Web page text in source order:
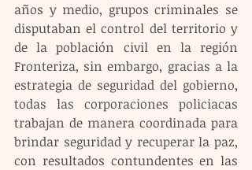
años y medio, grupos criminales se
disputaban el control del territorio y
de la población civil en la región
Fronteriza, sin embargo, gracias a la
estrategia de seguridad del gobierno,
todas las corporaciones policiacas
trabajan de manera coordinada para
brindar seguridad y recuperar la paz,
con resultados contundentes en las